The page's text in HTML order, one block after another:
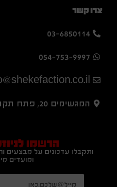
צרו קשר
03-6850114
054-753-9997
המגשימים 20, פתח תקווה
הרשמו
ותקבלו עדכונים על מבצעים
ומועדים